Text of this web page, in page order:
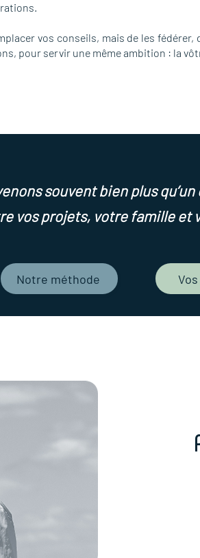
vos conseils, mais de les
pour servir une même ambition : la
souvent bien plus
vos projets, votre famille et
Notre méthode